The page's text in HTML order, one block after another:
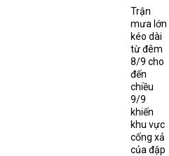
Trận
mưa lớn
kéo dài
từ đêm
8/9 cho
đến
chiều
9/9
khiến
khu vực
cống xả
của đập